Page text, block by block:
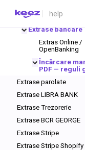
Documente
Extrase bancare
Extras Online /
OpenBanking
Încărcare
PDF — reguli
Extrase parolate
Extrase LIBRA BANK
Extrase Trezorerie
Extrase BCR GEORGE
Extrase Stripe
Extrase Stripe Shopify